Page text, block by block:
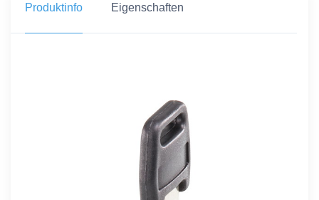
Produktinfo Eigenschaften